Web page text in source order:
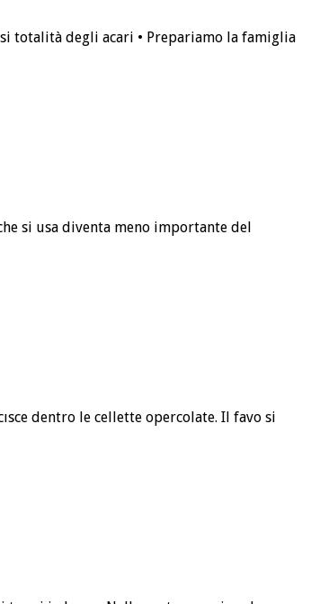
totalità degli acari • Prepariamo la famiglia
si usa diventa meno importante del
dentro le cellette opercolate. Il favo si